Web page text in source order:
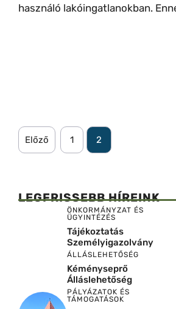
használó lakóingatlanokban.
Előző 1 2
LEGFRISSEBB HÍREINK
ÖNKORMÁNYZAT ÉS
ÜGYINTÉZÉS
Tájékoztatás
Személyigazolvány
ÁLLÁSLEHETŐSÉG
Kéményseprő
Álláslehetőség
PÁLYÁZATOK ÉS
TÁMOGATÁSOK